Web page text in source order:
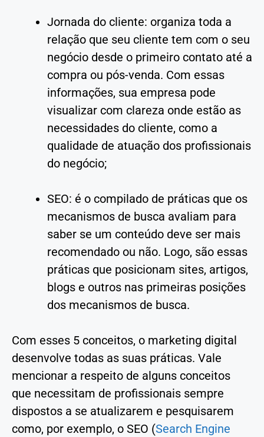
Jornada do cliente: organiza toda a
relação que seu cliente tem com o seu
negócio desde o primeiro contato até a
compra ou pós-venda. Com essas
informações, sua empresa pode
visualizar com clareza onde estão as
necessidades do cliente, como a
qualidade de atuação dos profissionais
do negócio;
SEO: é o compilado de práticas que os
mecanismos de busca avaliam para
saber se um conteúdo deve ser mais
recomendado ou não. Logo, são essas
práticas que posicionam sites, artigos,
blogs e outros nas primeiras posições
dos mecanismos de busca.
Com esses 5 conceitos, o marketing digital
desenvolve todas as suas práticas. Vale
mencionar a respeito de alguns conceitos
que necessitam de profissionais sempre
dispostos a se atualizarem e pesquisarem
como, por exemplo, o SEO (Search Engine